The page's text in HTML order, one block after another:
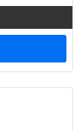
92 litros
25 litros